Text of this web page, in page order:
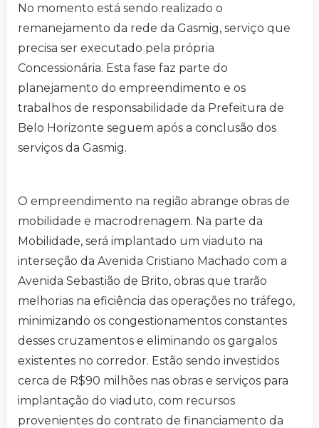
No momento está sendo realizado o
remanejamento da rede da Gasmig, serviço que
precisa ser executado pela própria
Concessionária. Esta fase faz parte do
planejamento do empreendimento e os
trabalhos de responsabilidade da Prefeitura de
Belo Horizonte seguem após a conclusão dos
serviços da Gasmig.
O empreendimento na região abrange obras de
mobilidade e macrodrenagem. Na parte da
Mobilidade, será implantado um viaduto na
interseção da Avenida Cristiano Machado com a
Avenida Sebastião de Brito, obras que trarão
melhorias na eficiência das operações no tráfego,
minimizando os congestionamentos constantes
desses cruzamentos e eliminando os gargalos
existentes no corredor. Estão sendo investidos
cerca de R$90 milhões nas obras e serviços para
implantação do viaduto, com recursos
provenientes do contrato de financiamento da